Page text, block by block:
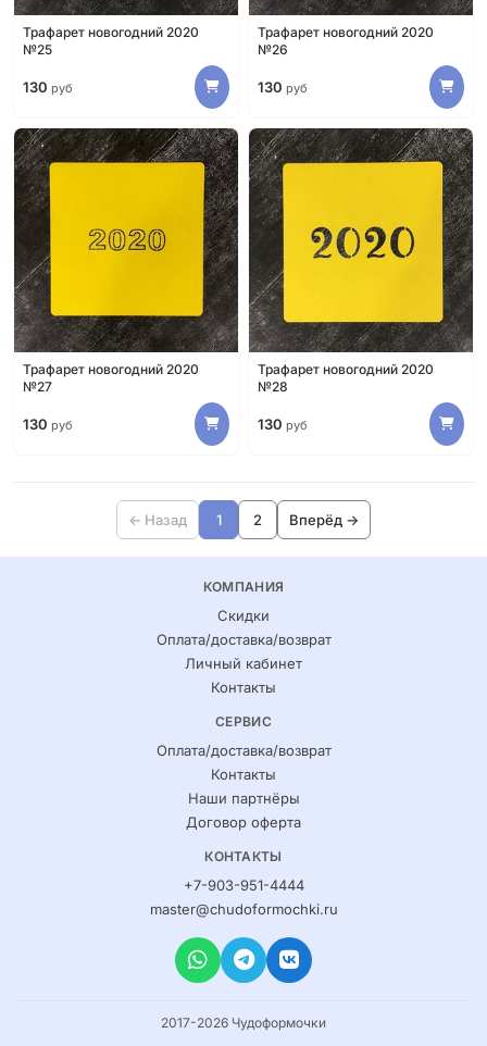
Трафарет новогодний 2020
№25
130 руб
Трафарет новогодний 2020
№26
130 руб
Трафарет новогодний 2020
№27
130 руб
Трафарет новогодний 2020
№28
130 руб
← Назад 1 2 Вперёд →
КОМПАНИЯ
Скидки
Оплата/доставка/возврат
Личный кабинет
Контакты
СЕРВИС
Оплата/доставка/возврат
Контакты
Наши партнёры
Договор оферта
КОНТАКТЫ
+7-903-951-4444
master@chudoformochki.ru
2017-2026 Чудоформочки